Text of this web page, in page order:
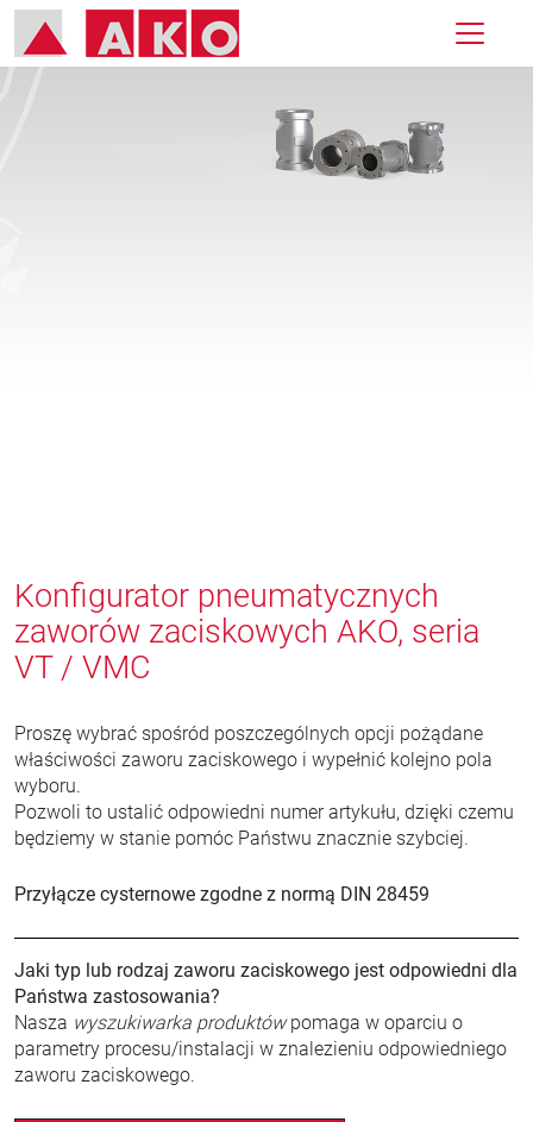
Konfigurator pneumatycznych
zaworów zaciskowych AKO, seria
VT / VMC
Proszę wybrać spośród poszczególnych opcji pożądane
właściwości zaworu zaciskowego i wypełnić kolejno pola
wyboru.
Pozwoli to ustalić odpowiedni numer artykułu, dzięki czemu
będziemy w stanie pomóc Państwu znacznie szybciej.
Przyłącze cysternowe zgodne z normą DIN 28459
Jaki typ lub rodzaj zaworu zaciskowego jest odpowiedni dla
Państwa zastosowania?
Nasza wyszukiwarka produktówpomaga w oparciu o
parametry procesu/instalacji w znalezieniu odpowiedniego
zaworu zaciskowego.